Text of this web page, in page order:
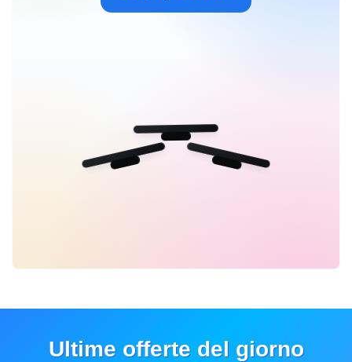
Ultime offerte del giorno